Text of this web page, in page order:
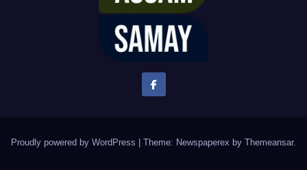
Proudly powered by WordPress Theme: Newspaperex by Themeansar.